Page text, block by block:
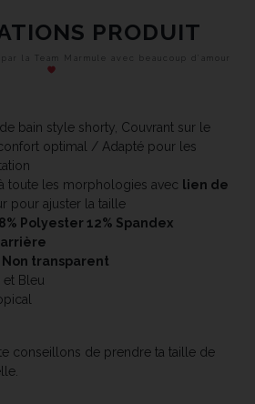
PRODUIT
la Team Marmule avec beaucoup d’amour
bain style shorty, Couvrant sur le
optimal / Adapté pour les
toute les morphologies avec lien de
pour ajuster la taille
Polyester 12% Spandex
transparent
et Bleu
conseillons de prendre ta taille de